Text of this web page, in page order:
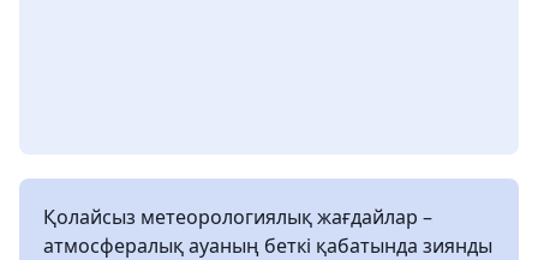
Қолайсыз метеорологиялық жағдайлар –
атмосфералық ауаның беткі қабатында зиянды